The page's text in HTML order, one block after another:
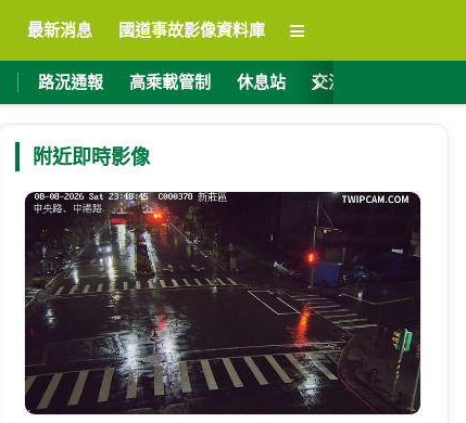
最新消息 國道事故影像資料庫 ≡
路況通報 高乘載管制 休息站 交流道資訊
›
附近即時影像